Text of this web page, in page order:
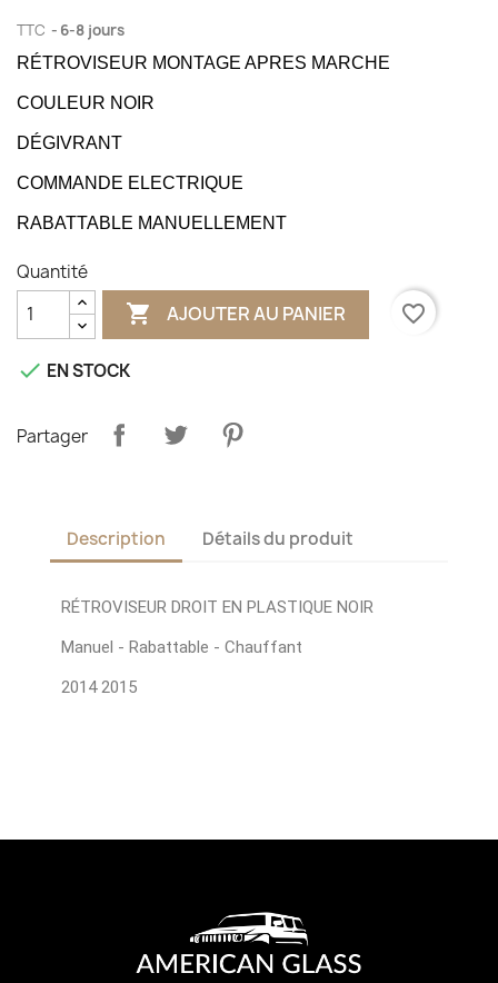
TTC 6-8 jours
RÉTROVISEUR MONTAGE APRES MARCHE
COULEUR NOIR
DÉGIVRANT
COMMANDE ELECTRIQUE
RABATTABLE MANUELLEMENT
Quantité
 AJOUTER AU PANIER favorite_border
 EN STOCK
Partager
Description Détails du produit
RÉTROVISEUR DROIT EN PLASTIQUE NOIR
Manuel - Rabattable - Chauffant
2014 2015